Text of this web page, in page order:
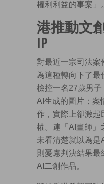
權利利益的事案」。
港推動文
IP
對最近一宗司法案
為這種轉向下了最
檢控一名27歲男子
AI生成的圖片；案
作，實際上卻激起
權。連「AI畫師」
未看清楚就以為是
則憂慮判決結果最
AI二創作品。